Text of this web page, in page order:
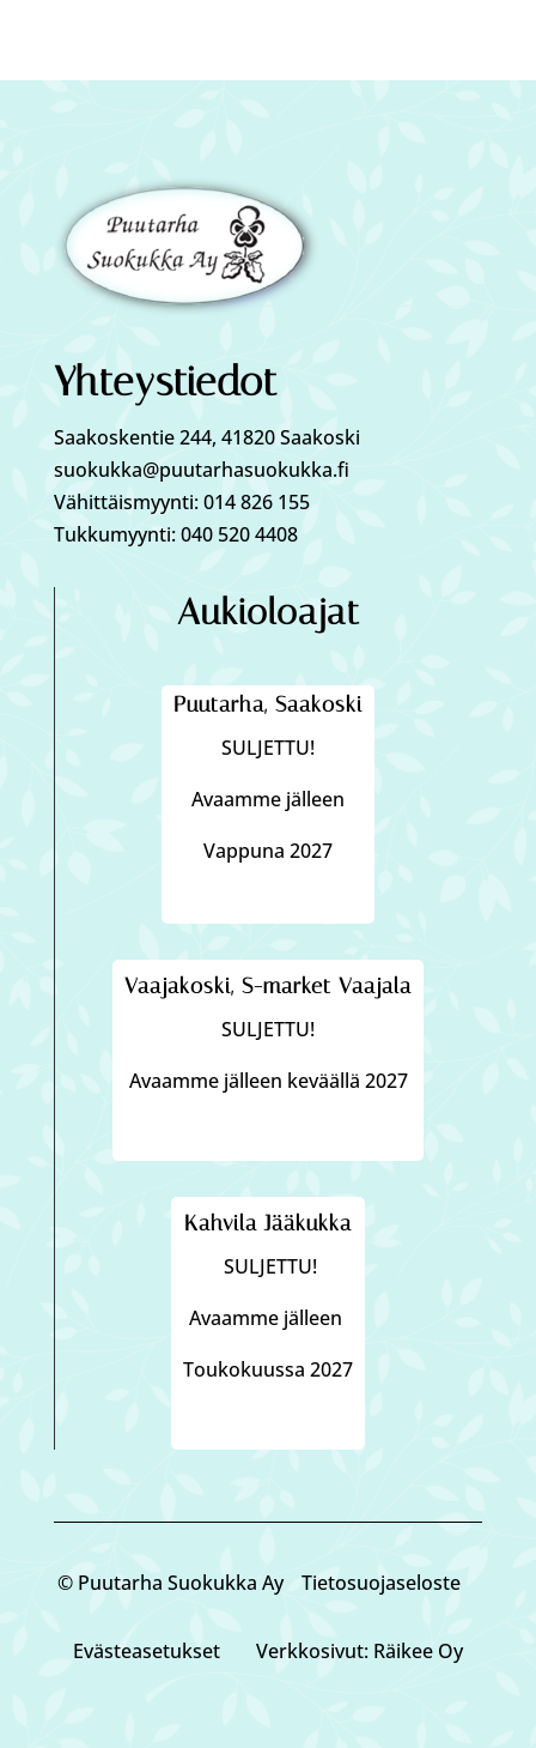
Yhteystiedot
Saakoskentie 244, 41820 Saakoski
suokukka@puutarhasuokukka.fi
Vähittäismyynti: 014 826 155
Tukkumyynti: 040 520 4408
Aukioloajat
Puutarha, Saakoski
SULJETTU!
Avaamme jälleen
Vappuna 2027
Vaajakoski, S-market Vaajala
SULJETTU!
Avaamme jälleen keväällä 2027
Kahvila Jääkukka
SULJETTU!
Avaamme jälleen
Toukokuussa 2027
© Puutarha Suokukka Ay Tietosuojaseloste
Eväste­asetukset Verkkosivut: Räikee Oy